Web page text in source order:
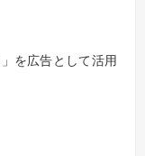
を広告として活用